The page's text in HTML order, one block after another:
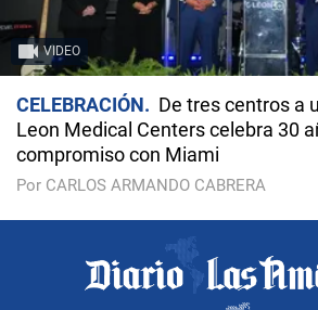
VIDEO
CELEBRACIÓN
De tres centros a
Leon Medical Centers celebra 30
compromiso con Miami
Por CARLOS ARMANDO CABRERA